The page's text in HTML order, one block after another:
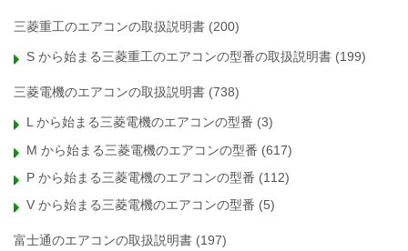
三菱重工のエアコンの取扱説明書 (200)
S から始まる三菱重工のエアコンの型番の取扱説明書 (199)
三菱電機のエアコンの取扱説明書 (738)
L から始まる三菱電機のエアコンの型番 (3)
M から始まる三菱電機のエアコンの型番 (617)
P から始まる三菱電機のエアコンの型番 (112)
V から始まる三菱電機のエアコンの型番 (5)
富士通のエアコンの取扱説明書 (197)